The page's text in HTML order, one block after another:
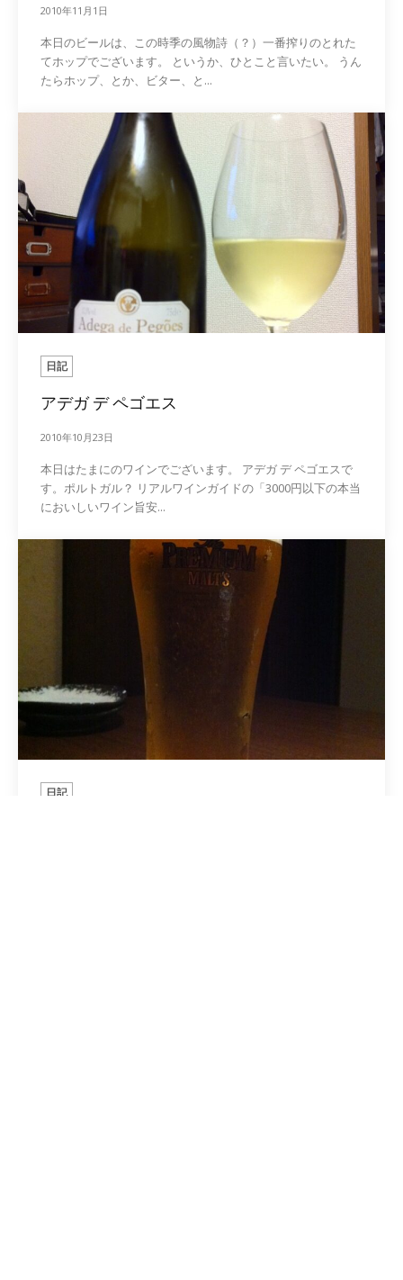
2010年11月1日
本日のビールは、この時季の風物詩（？）一番搾りのとれた
てホップでございます。 というか、ひとこと言いたい。 うん
たらホップ、とか、ビター、と...
日記
アデガ デ ペゴエス
2010年10月23日
本日はたまにのワインでございます。 アデガ デ ペゴエスで
す。ポルトガル？ リアルワインガイドの「3000円以下の本当
においしいワイン旨安...
日記